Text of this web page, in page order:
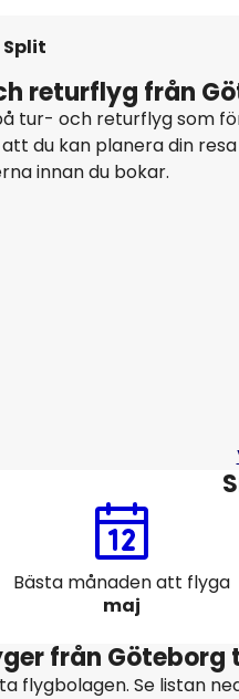
Split
returflyg från
tur- och returflyg som
du kan planera din
innan du bokar.
Bästa månaden att flyga
maj
från Göteborg
flygbolagen. Se listan